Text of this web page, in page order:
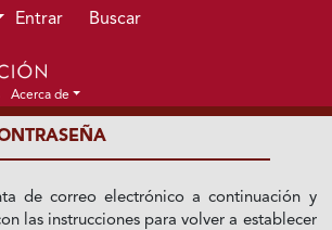
principal
sitio
Entrar Buscar
Acerca de
de correo electrónico a continuación y
las instrucciones para volver a establecer